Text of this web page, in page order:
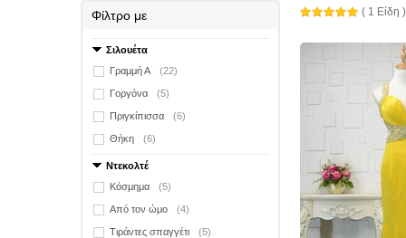
Φίλτρο με
Σιλουέτα
Γραμμή Α
(22)
Γοργόνα (5)
Πριγκίπισσα (6)
Θήκη (6)
Ντεκολτέ
Κόσμημα
(5)
Από τον ώμο (4)
Τιράντες σπαγγέτι (5)
( 1 Είδη )